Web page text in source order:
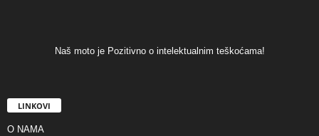
Naš moto je Pozitivno o intelektualnim teškoćama!
LINKOVI
O NAMA